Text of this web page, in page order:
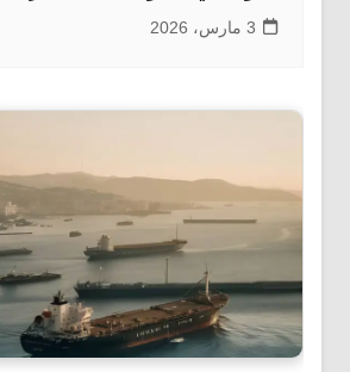
3 مارس، 2026